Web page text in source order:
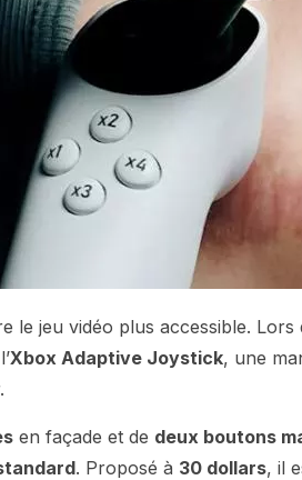
le jeu vidéo plus accessible.
Xbox Adaptive Joystick, une
en façade et de deux boutons
. Proposé à 30 dollars, il